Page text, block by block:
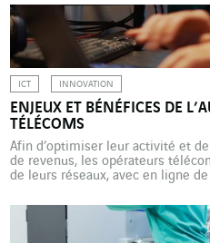
processus. Tour d’horizon avec
5.0 chez Actemium. Alors que,
ICT INNOVATION
ENJEUX ET BÉNÉFICES DE
TÉLÉCOMS
Afin d’optimiser leur activité et
de revenus, les opérateurs
de leurs réseaux, avec en ligne
télécommunications ne sont pas
l’automatisation. Celle des
nombreux avantages […]